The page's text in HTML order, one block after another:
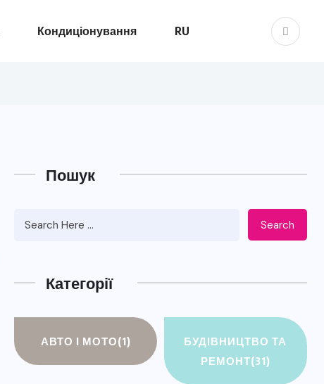
Кондиціонування RU
Пошук
Search
Категорії
АВТО І МОТО(1)
БУДІВНИЦТВО ТА
РЕМОНТ(31)